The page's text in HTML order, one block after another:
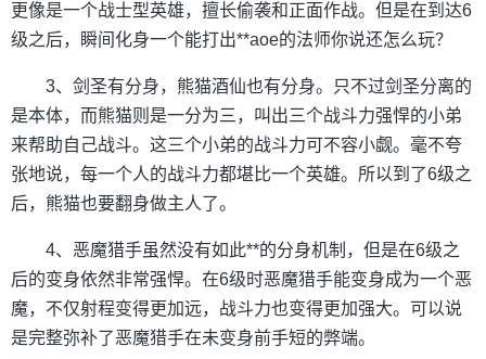
更像是一个战士型英雄，擅长偷袭和正面作战。但是在到达6
级之后，瞬间化身一个能打出**aoe的法师你说还怎么玩？
3、剑圣有分身，熊猫酒仙也有分身。只不过剑圣分离的
是本体，而熊猫则是一分为三，叫出三个战斗力强悍的小弟
来帮助自己战斗。这三个小弟的战斗力可不容小觑。毫不夸
张地说，每一个人的战斗力都堪比一个英雄。所以到了6级之
后，熊猫也要翻身做主人了。
4、恶魔猎手虽然没有如此**的分身机制，但是在6级之
后的变身依然非常强悍。在6级时恶魔猎手能变身成为一个恶
魔，不仅射程变得更加远，战斗力也变得更加强大。可以说
是完整弥补了恶魔猎手在未变身前手短的弊端。